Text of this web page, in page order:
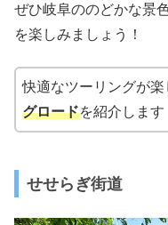
ぜひ岐阜ののどかな景
を楽しみましょう！
快適なツーリングが楽
グロードを紹介します
せせらぎ街道